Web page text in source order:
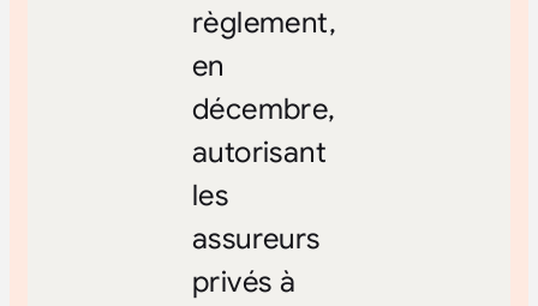
règlement,
en
décembre,
autorisant
les
assureurs
privés à